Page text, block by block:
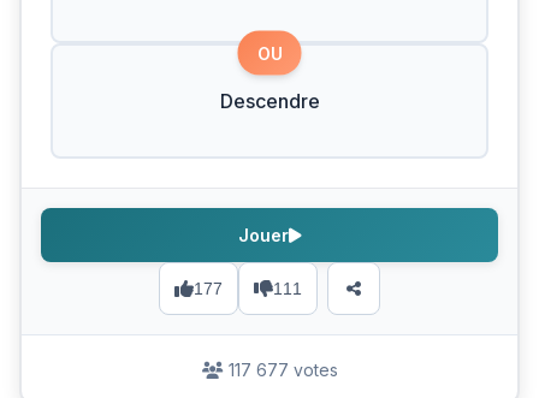
OU
Descendre
177 111
Jouer
117 677 votes